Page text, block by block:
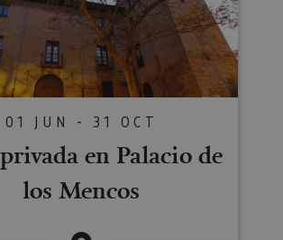
01 JUN - 31 OCT
en Palacio de
los Mencos